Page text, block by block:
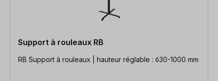
Support à rouleaux RB
RB Support à rouleaux | hauteur réglable : 630-1000 mm